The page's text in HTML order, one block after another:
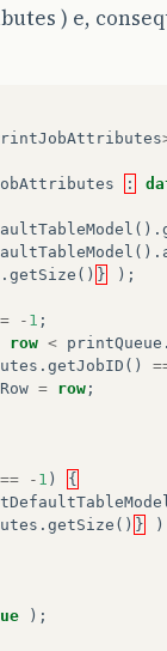
) e,
:
().
().
. getSize () }
);
= - 1 ;
row < printQueue
. getJobID ()
= row ;
== - 1 )
{
. getSize () }
);